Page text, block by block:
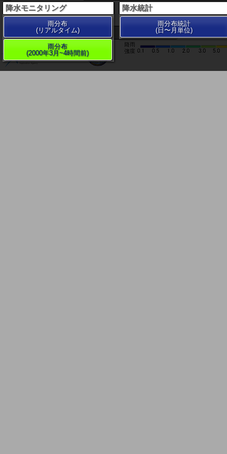
200 km
降水モニタリング
雨分布
(リアルタイム)
雨分布
(2000年3月~4時間前)
降水統計
雨分布統計
(日〜月単位)